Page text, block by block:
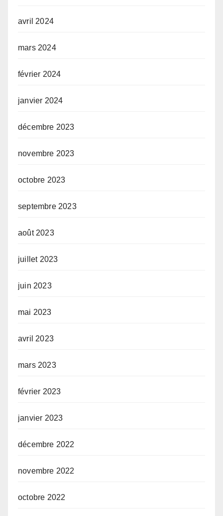
avril 2024
mars 2024
février 2024
janvier 2024
décembre 2023
novembre 2023
octobre 2023
septembre 2023
août 2023
juillet 2023
juin 2023
mai 2023
avril 2023
mars 2023
février 2023
janvier 2023
décembre 2022
novembre 2022
octobre 2022